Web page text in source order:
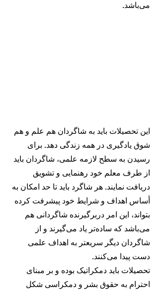
می‌باشد.
این تحصیلات باید به شاگردان هم علم و هم
شوق یادگیری در همه زندگی دهد. برای
رسیدن به سطح لازمه علمی، شاگردان باید
از طرف معلم خود رهنمایی و تشویق
دریافت نمایند. هر شاگرد باید تا حد امکان به
أساس اهداف و شرایط خود پیشرفت کرده
بتواند، این امر دربرگیرنده شاگردانی هم
می‌باشد که ساده‌تر یاد می‌گیرند و از
شاگردان دیگر سریعتر به اهداف علمی
دست پیدا می‌کنند.
تحصیلات باید دمکراتیک بوده و بر مبنای
احترام به حقوق بشر و دمکراسی شکل